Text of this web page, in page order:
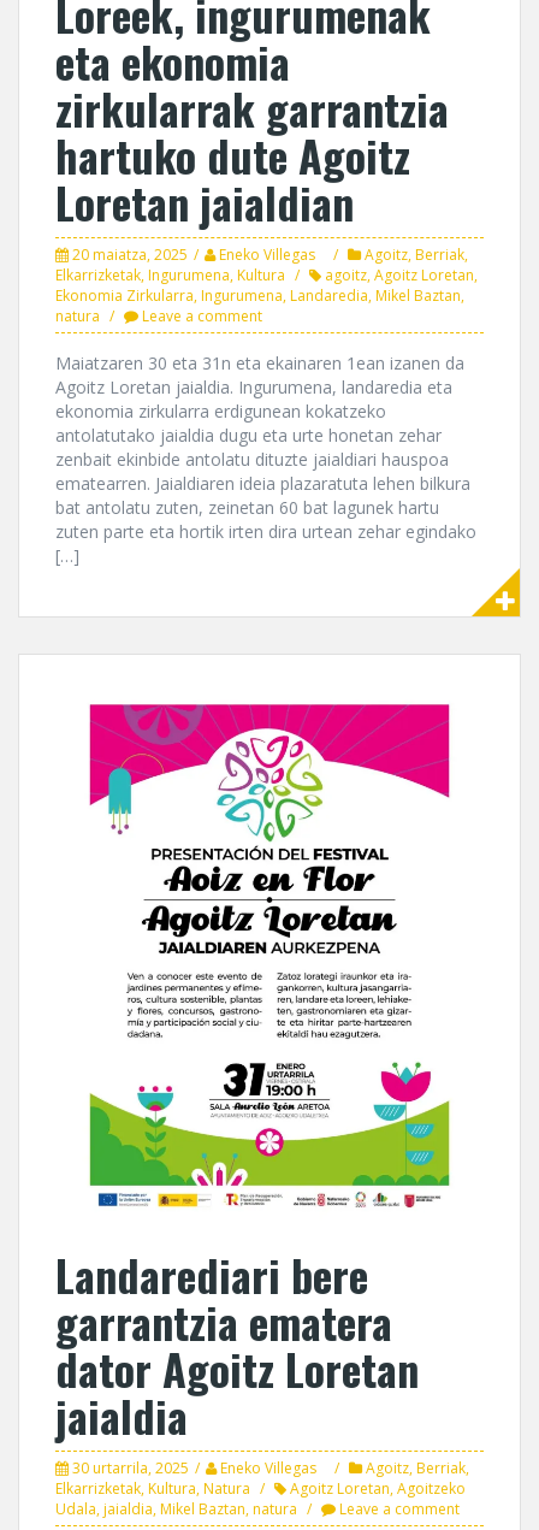
Loreek, ingurumenak
eta ekonomia
zirkularrak garrantzia
hartuko dute Agoitz
Loretan jaialdian
20 maiatza, 2025 Eneko Villegas Agoitz,Berriak,
Elkarrizketak,Ingurumena,Kultura agoitz,Agoitz Loretan,
Ekonomia Zirkularra,Ingurumena,Landaredia,Mikel Baztan,
natura
Leave a comment
Maiatzaren 30 eta 31n eta ekainaren 1ean izanen da
Agoitz Loretan jaialdia. Ingurumena, landaredia eta
ekonomia zirkularra erdigunean kokatzeko
antolatutako jaialdia dugu eta urte honetan zehar
zenbait ekinbide antolatu dituzte jaialdiari hauspoa
ematearren. Jaialdiaren ideia plazaratuta lehen bilkura
bat antolatu zuten, zeinetan 60 bat lagunek hartu
zuten parte eta hortik irten dira urtean zehar egindako
[…]
Landarediari bere
garrantzia ematera
dator Agoitz Loretan
jaialdia
30 urtarrila, 2025 Eneko Villegas Agoitz,Berriak,
Elkarrizketak,Kultura,Natura Agoitz Loretan,Agoitzeko
Udala,jaialdia,Mikel Baztan,natura Leave a comment